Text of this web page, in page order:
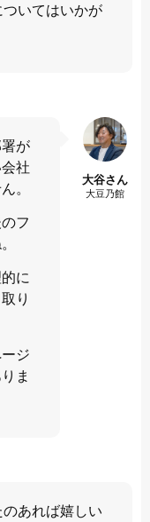
いてはいかが
が
社
。
フ
に
り
ジ
ま
大谷さん
大豆乃館
あれば嬉しい